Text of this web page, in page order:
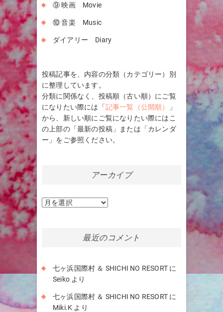
⑨ 映画 Movie
⑩ 音楽 Music
ダイアリー Diary
投稿記事を、内容の分類（カテゴリー）別
に整理しています。
分類に関係なく、投稿順（古い順）にご覧
になりたい際には「記事一覧（公開順）
」
から、新しい順にご覧になりたい際にはこ
の上部の「最新の投稿」または「カレンダ
ー」をご参照ください。
アーカイブ
ア
最近のコメント
七ヶ浜国際村 ＆ SHICHI NO RESORT に
Seiko より
七ヶ浜国際村 ＆ SHICHI NO RESORT に
Miki.K より